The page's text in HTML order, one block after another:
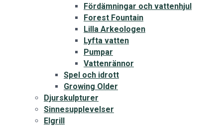
Fördämningar och vattenhjul
Forest Fountain
Lilla Arkeologen
Lyfta vatten
Pumpar
Vattenrännor
Spel och idrott
Growing Older
Djurskulpturer
Sinnesupplevelser
Elgrill